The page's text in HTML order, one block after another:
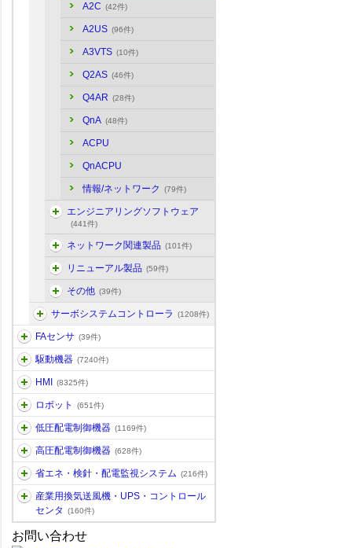
A2C (42件)
A2US (96件)
A3VTS (10件)
Q2AS (46件)
Q4AR (28件)
QnA (48件)
ACPU
QnACPU
情報/ネットワーク (79件)
エンジニアリングソフトウェア
(441件)
ネットワーク関連製品 (101件)
リニューアル製品 (59件)
その他 (39件)
サーボシステムコントローラ (1208件)
FAセンサ (39件)
駆動機器 (7240件)
HMI (8325件)
ロボット (651件)
低圧配電制御機器 (1169件)
高圧配電制御機器 (628件)
省エネ・検針・配電監視システム (216件)
産業用換気送風機・UPS・コントロール
センタ
(160件)
お問い合わせ